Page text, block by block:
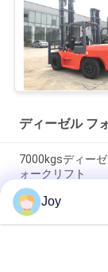
ディーゼル フ
7000kgsディー
ォークリフト
FD100 10Tのデ
イヤ
FD40ベール ク
Joy